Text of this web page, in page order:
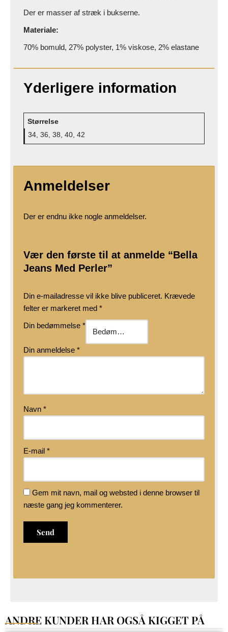
Der er masser af stræk i bukserne.
Materiale:
70% bomuld, 27% polyster, 1% viskose, 2% elastane
Yderligere information
Størrelse
34, 36, 38, 40, 42
Anmeldelser
Der er endnu ikke nogle anmeldelser.
Vær den første til at anmelde “Bella
Jeans Med Perler”
Din e-mailadresse vil ikke blive publiceret. Krævede
felter er markeret med *
Din bedømmelse *
Din anmeldelse *
Navn *
E-mail *
Gem mit navn, mail og websted i denne browser til
næste gang jeg kommenterer.
ANDRE KUNDER HAR OGSÅ KIGGET PÅ